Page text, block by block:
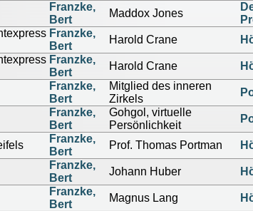
Franzke,
Bert
Maddox Jones
Franzke,
Bert
Harold Crane
Franzke,
Bert
Harold Crane
Franzke,
Bert
Mitglied des inneren
Zirkels
Franzke,
Bert
Gohgol, virtuelle
Persönlichkeit
Franzke,
Bert
Prof. Thomas Portman
Franzke,
Bert
Johann Huber
Franzke,
Bert
Magnus Lang